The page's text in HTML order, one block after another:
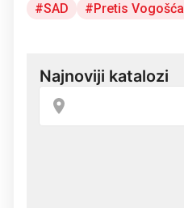
SAD Pretis Vogošća